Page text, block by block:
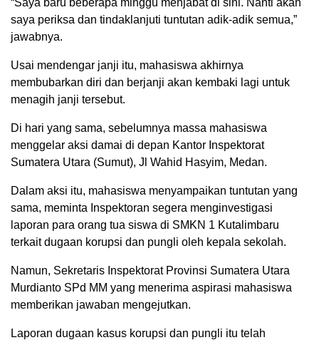
saya periksa dan tindaklanjuti tuntutan adik-adik semua,”
jawabnya.
Usai mendengar janji itu, mahasiswa akhirnya
membubarkan diri dan berjanji akan kembaki lagi untuk
menagih janji tersebut.
Di hari yang sama, sebelumnya massa mahasiswa
menggelar aksi damai di depan Kantor Inspektorat
Sumatera Utara (Sumut), Jl Wahid Hasyim, Medan.
Dalam aksi itu, mahasiswa menyampaikan tuntutan yang
sama, meminta Inspektoran segera menginvestigasi
laporan para orang tua siswa di SMKN 1 Kutalimbaru
terkait dugaan korupsi dan pungli oleh kepala sekolah.
Namun, Sekretaris Inspektorat Provinsi Sumatera Utara
Murdianto SPd MM yang menerima aspirasi mahasiswa
memberikan jawaban mengejutkan.
Laporan dugaan kasus korupsi dan pungli itu telah